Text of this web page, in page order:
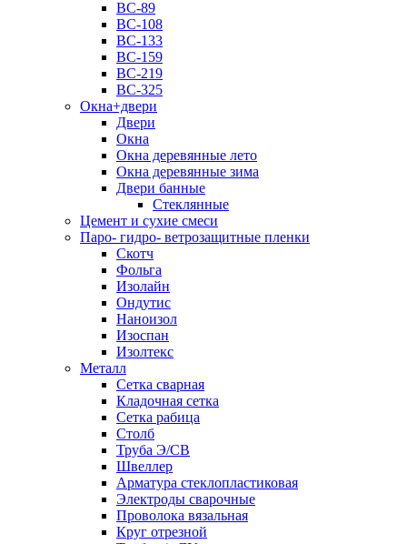
ВС-89
ВС-108
ВС-133
ВС-159
ВС-219
ВС-325
Окна+двери
Двери
Окна
Окна деревянные лето
Окна деревянные зима
Двери банные
Стеклянные
Цемент и сухие смеси
Паро- гидро- ветрозащитные пленки
Скотч
Фольга
Изолайн
Ондутис
Наноизол
Изоспан
Изолтекс
Металл
Сетка сварная
Кладочная сетка
Сетка рабица
Столб
Труба Э/СВ
Швеллер
Арматура стеклопластиковая
Электроды сварочные
Проволока вязальная
Круг отрезной